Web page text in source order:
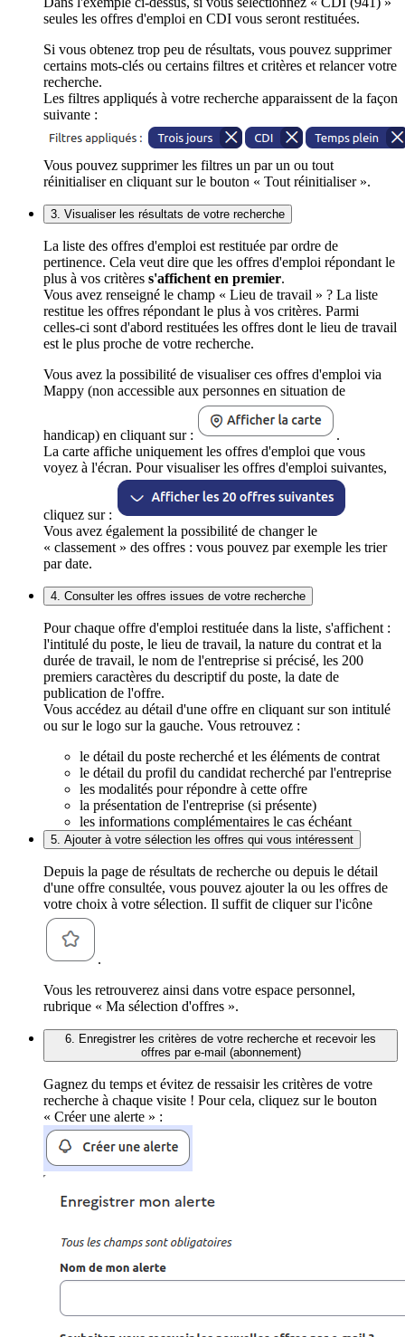
seules les offres d'emploi en CDI vous seront restituées.
Si vous obtenez trop peu de résultats, vous pouvez supprimer
certains mots-clés ou certains filtres et critères et relancer votre
recherche.
Les filtres appliqués à votre recherche apparaissent de la façon
suivante :
Vous pouvez supprimer les filtres un par un ou tout
réinitialiser en cliquant sur le bouton « Tout réinitialiser ».
3. Visualiser les résultats de votre recherche
La liste des offres d'emploi est restituée par ordre de
pertinence. Cela veut dire que les offres d'emploi répondant le
plus à vos critères s'affichent en premier.
Vous avez renseigné le champ « Lieu de travail » ? La liste
restitue les offres répondant le plus à vos critères. Parmi
celles-ci sont d'abord restituées les offres dont le lieu de travail
est le plus proche de votre recherche.
Vous avez la possibilité de visualiser ces offres d'emploi via
Mappy (non accessible aux personnes en situation de
handicap) en cliquant sur :
.
La carte affiche uniquement les offres d'emploi que vous
voyez à l'écran. Pour visualiser les offres d'emploi suivantes,
cliquez sur :
Vous avez également la possibilité de changer le
« classement » des offres : vous pouvez par exemple les trier
par date.
4. Consulter les offres issues de votre recherche
Pour chaque offre d'emploi restituée dans la liste, s'affichent :
l'intitulé du poste, le lieu de travail, la nature du contrat et la
durée de travail, le nom de l'entreprise si précisé, les 200
premiers caractères du descriptif du poste, la date de
publication de l'offre.
Vous accédez au détail d'une offre en cliquant sur son intitulé
ou sur le logo sur la gauche. Vous retrouvez :
le détail du poste recherché et les éléments de contrat
le détail du profil du candidat recherché par l'entreprise
les modalités pour répondre à cette offre
la présentation de l'entreprise (si présente)
les informations complémentaires le cas échéant
5. Ajouter à votre sélection les offres qui vous intéressent
Depuis la page de résultats de recherche ou depuis le détail
d'une offre consultée, vous pouvez ajouter la ou les offres de
votre choix à votre sélection. Il suffit de cliquer sur l'icône
.
Vous les retrouverez ainsi dans votre espace personnel,
rubrique « Ma sélection d'offres ».
6. Enregistrer les critères de votre recherche et recevoir les
offres par e-mail (abonnement)
Gagnez du temps et évitez de ressaisir les critères de votre
recherche à chaque visite ! Pour cela, cliquez sur le bouton
« Créer une alerte » :